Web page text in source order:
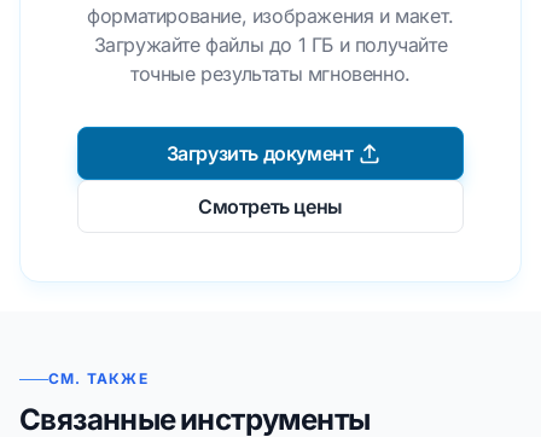
форматирование, изображения и макет.
Загружайте файлы до 1 ГБ и получайте
точные результаты мгновенно.
Загрузить документ
Смотреть цены
СМ. ТАКЖЕ
Связанные инструменты